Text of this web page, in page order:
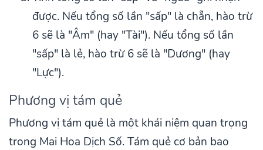
được. Nếu tổng số lần "sấp" là chẵn, hào trừ
6 sẽ là "Âm" (hay "Tài"). Nếu tổng số lần
"sấp" là lẻ, hào trừ 6 sẽ là "Dương" (hay
"Lực").
Phương vị tám quẻ
Phương vị tám quẻ là một khái niệm quan trọng
trong Mai Hoa Dịch Số. Tám quẻ cơ bản bao